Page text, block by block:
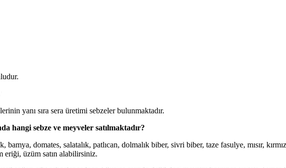
yanı sıra sera üretimi sebzeler bulunmaktadır.
hangi sebze ve meyveler satılmaktadır?
domates, salatalık, patlıcan, dolmalık biber, sivri biber, taze fasulye, mısır,
üzüm satın alabilirsiniz.